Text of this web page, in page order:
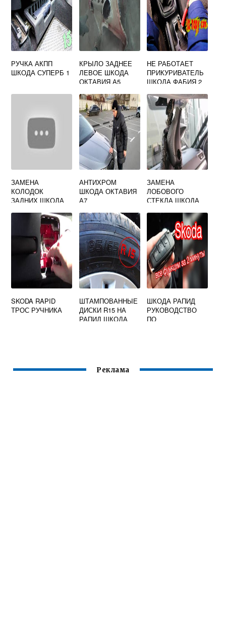
РУЧКА АКПП
ШКОДА СУПЕРБ 1
КРЫЛО ЗАДНЕЕ
ЛЕВОЕ ШКОДА
ОКТАВИЯ А5
НЕ РАБОТАЕТ
ПРИКУРИВАТЕЛЬ
ШКОДА ФАБИЯ 2
ЗАМЕНА
КОЛОДОК
ЗАДНИХ ШКОДА
АНТИХРОМ
ШКОДА ОКТАВИЯ
А7
ЗАМЕНА
ЛОБОВОГО
СТЕКЛА ШКОДА
SKODA RAPID
ТРОС РУЧНИКА
ШТАМПОВАННЫЕ
ДИСКИ R15 НА
РАПИД ШКОДА
ШКОДА РАПИД
РУКОВОДСТВО
ПО
Реклама